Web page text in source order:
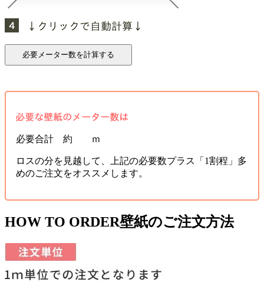
必要合計 約 ｍ
ロスの分を見越して、上記の必要数プラス「1割程」多
めのご注文をオススメします。
HOW TO ORDER壁紙のご注文方法